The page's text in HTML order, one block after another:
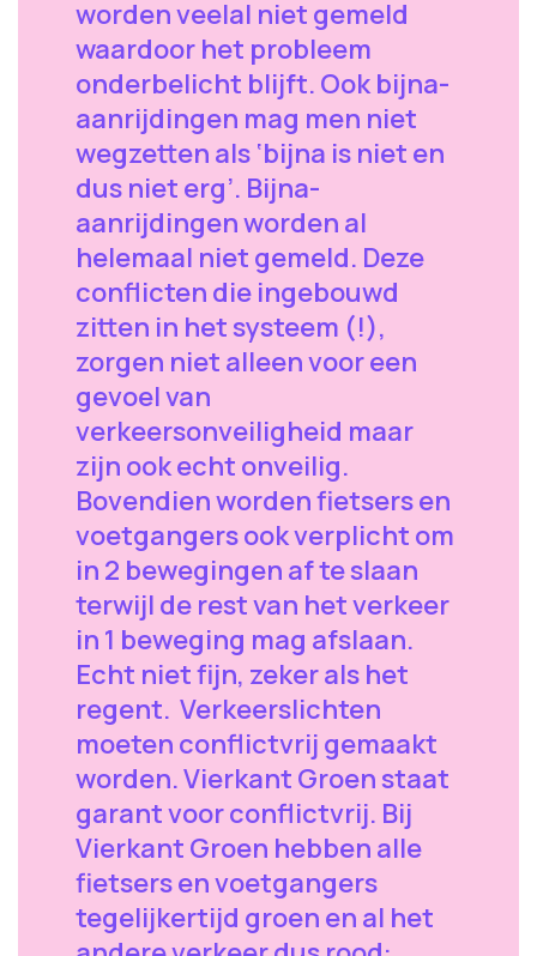
worden veelal niet gemeld
waardoor het probleem
onderbelicht blijft. Ook bijna-
aanrijdingen mag men niet
wegzetten als ‘bijna is niet en
dus niet erg’. Bijna-
aanrijdingen worden al
helemaal niet gemeld. Deze
conflicten die ingebouwd
zitten in het systeem (!),
zorgen niet alleen voor een
gevoel van
verkeersonveiligheid maar
zijn ook echt onveilig.
Bovendien worden fietsers en
voetgangers ook verplicht om
in 2 bewegingen af te slaan
terwijl de rest van het verkeer
in 1 beweging mag afslaan.
Echt niet fijn, zeker als het
regent. Verkeerslichten
moeten conflictvrij gemaakt
worden. Vierkant Groen staat
garant voor conflictvrij. Bij
Vierkant Groen hebben alle
fietsers en voetgangers
tegelijkertijd groen en al het